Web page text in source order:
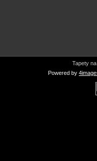
Tapety
Powered by